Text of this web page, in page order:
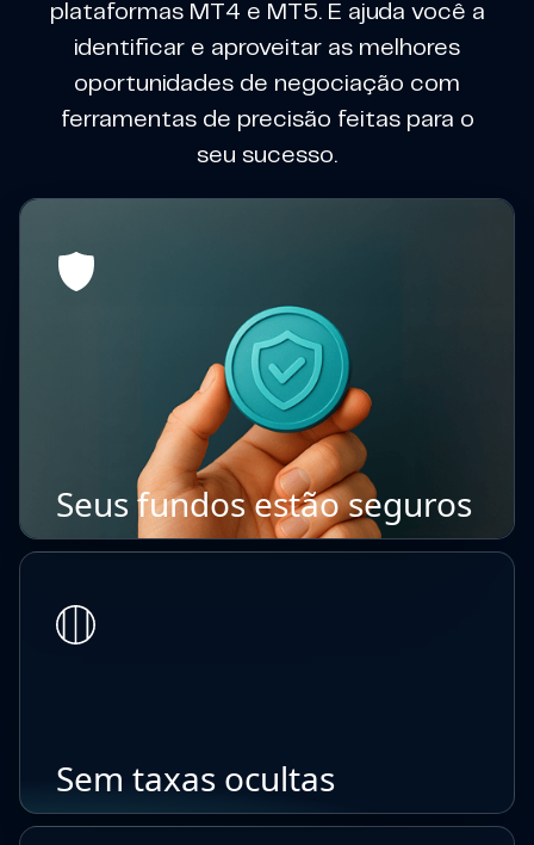
plataformas MT4 e MT5. E ajuda você a
identificar e aproveitar as melhores
oportunidades de negociação com
ferramentas de precisão feitas para o
seu sucesso.
Seus fundos estão seguros
Sem taxas ocultas